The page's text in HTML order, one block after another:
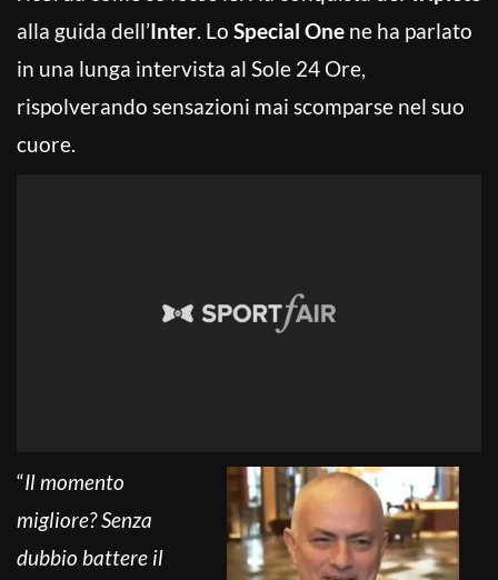
alla guida dell’Inter. Lo Special One ne ha parlato
in una lunga intervista al Sole 24 Ore,
rispolverando sensazioni mai scomparse nel suo
cuore.
“Il momento
migliore? Senza
dubbio battere il